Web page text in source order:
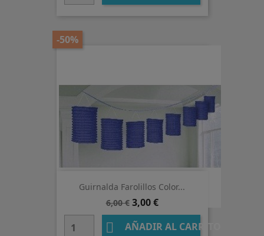
Guirnalda Farolillos Color...
Precio
base
6,00 €
-50%
Precio
3,00 €
 AÑADIR AL CARRITO